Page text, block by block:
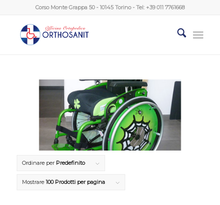
Corso Monte Grappa 50 - 10145 Torino - Tel: +39 011 7761668
Ordinare per Predefinito
Mostrare 100 Prodotti per pagina